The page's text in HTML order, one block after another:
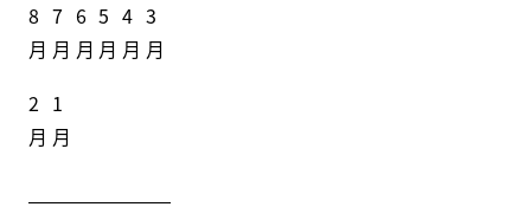
8
月
7
月
6
月
5
月
4
月
3
月
2
月
1
月